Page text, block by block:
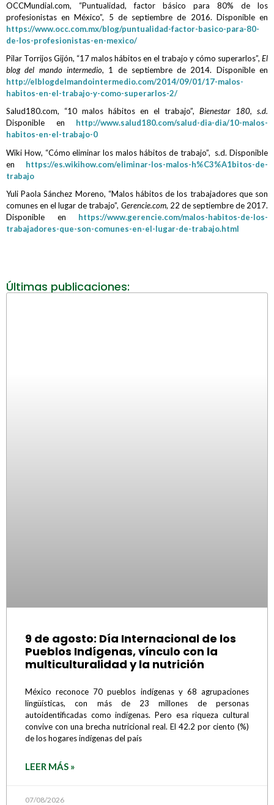
OCCMundial.com, “Puntualidad, factor básico para 80% de los
profesionistas en México”, 5 de septiembre de 2016. Disponible en
https://www.occ.com.mx/blog/puntualidad-factor-basico-para-80-
de-los-profesionistas-en-mexico/
Pilar Torrijos Gijón, “17 malos hábitos en el trabajo y cómo superarlos”, El
blog del mando intermedio, 1 de septiembre de 2014. Disponible en
http://elblogdelmandointermedio.com/2014/09/01/17-malos-
habitos-en-el-trabajo-y-como-superarlos-2/
Salud180.com, “10 malos hábitos en el trabajo”, Bienestar 180, s.d.
Disponible en http://www.salud180.com/salud-dia-dia/10-malos-
habitos-en-el-trabajo-0
Wiki How, “Cómo eliminar los malos hábitos de trabajo”, s.d. Disponible
en https://es.wikihow.com/eliminar-los-malos-h%C3%A1bitos-de-
trabajo
Yuli Paola Sánchez Moreno, “Malos hábitos de los trabajadores que son
comunes en el lugar de trabajo”, Gerencie.com, 22 de septiembre de 2017.
Disponible en https://www.gerencie.com/malos-habitos-de-los-
trabajadores-que-son-comunes-en-el-lugar-de-trabajo.html
Últimas publicaciones:
9 de agosto: Día Internacional de los
Pueblos Indígenas, vínculo con la
multiculturalidad y la nutrición
México reconoce 70 pueblos indígenas y 68 agrupaciones
lingüísticas, con más de 23 millones de personas
autoidentificadas como indígenas. Pero esa riqueza cultural
convive con una brecha nutricional real. El 42.2 por ciento (%)
de los hogares indígenas del país
LEER MÁS »
07/08/2026